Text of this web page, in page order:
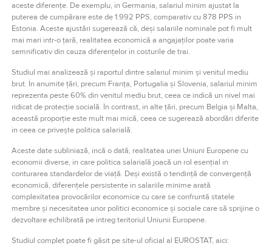
aceste diferențe. De exemplu, în Germania, salariul minim ajustat la
puterea de cumpărare este de 1.992 PPS, comparativ cu 878 PPS în
Estonia. Aceste ajustări sugerează că, deși salariile nominale pot fi mult
mai mari într-o țară, realitatea economică a angajaților poate varia
semnificativ din cauza diferențelor în costurile de trai.
Studiul mai analizează și raportul dintre salariul minim și venitul mediu
brut. În anumite țări, precum Franța, Portugalia și Slovenia, salariul minim
reprezenta peste 60% din venitul mediu brut, ceea ce indică un nivel mai
ridicat de protecție socială. În contrast, în alte țări, precum Belgia și Malta,
această proporție este mult mai mică, ceea ce sugerează abordări diferite
în ceea ce privește politica salarială.
Aceste date subliniază, încă o dată, realitatea unei Uniuni Europene cu
economii diverse, în care politica salarială joacă un rol esențial în
conturarea standardelor de viață. Deși există o tendință de convergență
economică, diferențele persistente în salariile minime arată
complexitatea provocărilor economice cu care se confruntă statele
membre și necesitatea unor politici economice și sociale care să sprijine o
dezvoltare echilibrată pe întreg teritoriul Uniunii Europene.
Studiul complet poate fi găsit pe site-ul oficial al EUROSTAT, aici: